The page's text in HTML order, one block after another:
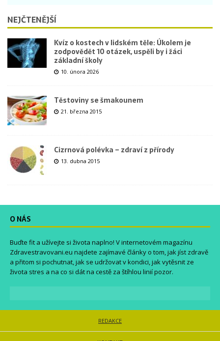
NEJČTENĚJŠÍ
Kvíz o kostech v lidském těle: Úkolem je
zodpovědět 10 otázek, uspěli by i žáci
základní školy
10. února 2026
Těstoviny se šmakounem
21. března 2015
Cizrnová polévka – zdraví z přírody
13. dubna 2015
O NÁS
Buďte fit a užívejte si života naplno! V internetovém magazínu
Zdravestravovani.eu najdete zajímavé články o tom, jak jíst zdravě
a přitom si pochutnat, jak se udržovat v kondici, jak vytěsnit ze
života stres a na co si dát na cestě za štíhlou linií pozor.
REDAKCE